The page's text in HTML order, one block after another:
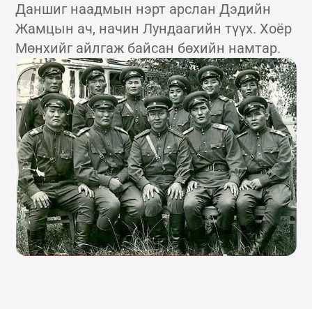
Даншиг наадмын нэрт арслан Дэдийн
Жамцын ач, начин Лундаагийн түүх. Хоёр
Мөнхийг айлгаж байсан бөхийн намтар.